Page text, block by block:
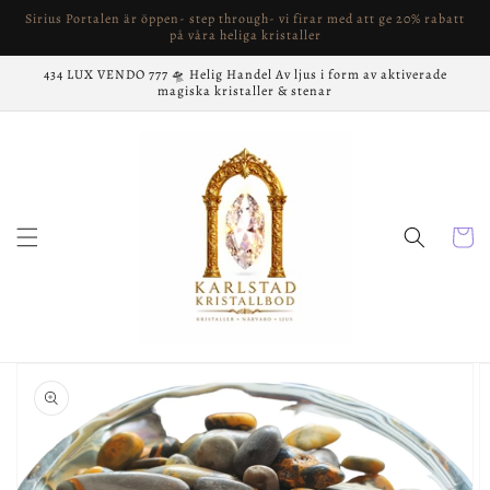
vidare
innehåll
Sirius Portalen är öppen- step through- vi firar med att ge 20% rabatt
på våra heliga kristaller
434 LUX VENDO 777 🛸 Helig Handel Av ljus i form av aktiverade
magiska kristaller & stenar